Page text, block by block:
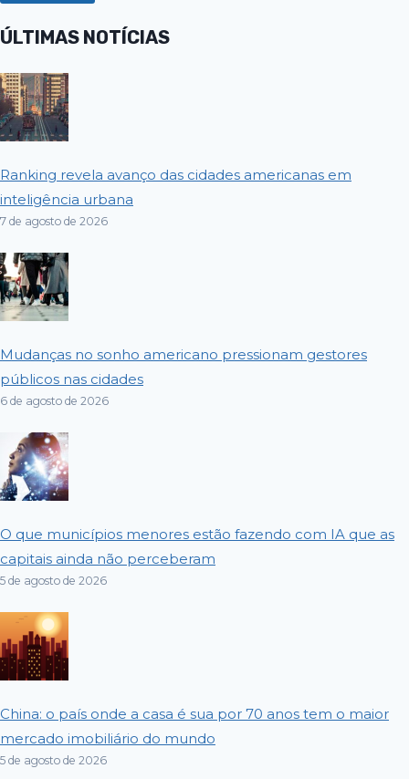
ÚLTIMAS NOTÍCIAS
Ranking revela avanço das cidades americanas em
inteligência urbana
7 de agosto de 2026
Mudanças no sonho americano pressionam gestores
públicos nas cidades
6 de agosto de 2026
O que municípios menores estão fazendo com IA que as
capitais ainda não perceberam
5 de agosto de 2026
China: o país onde a casa é sua por 70 anos tem o maior
mercado imobiliário do mundo
5 de agosto de 2026